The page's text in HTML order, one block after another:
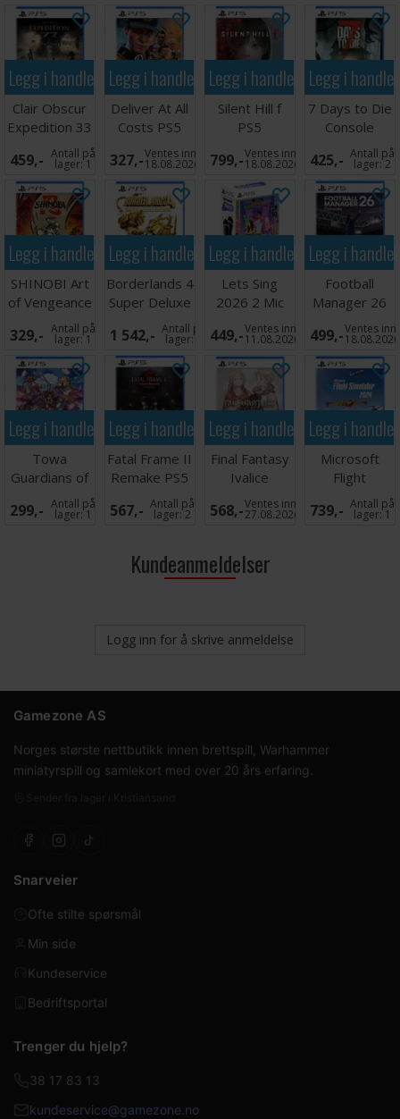
Legg i handlekurven
Clair Obscur
Expedition 33
PS5
459,- Antall på
lager:1
Legg i handlekurven
Deliver At All
Costs PS5
327,-Ventes inn
18.08.2026
Legg i handlekurven
Silent Hill f
PS5
799,-Ventes inn
18.08.2026
Legg i
7 Days to Die
Console
Edition PS5
425,- Antall på
lager:2
Legg i handlekurven
SHINOBI Art
of Vengeance
PS5
329,- Antall på
lager:1
Legg i handlekurven
Borderlands 4
Super Deluxe
Edition PS5
1 542,- Antall på
lager:
Legg i handlekurven
Lets Sing
2026 2 Mic
Edition PS5
449,-Ventes inn
11.08.2026
Legg i
Football
Manager 26
PS5
499,-Ventes inn
18.08.2026
Legg i handlekurven
Towa
Guardians of
the Sacred
Tree PS5
299,- Antall på
lager:1
Legg i handlekurven
Fatal Frame II
Remake PS5
567,- Antall på
lager:2
Legg i handlekurven
Final Fantasy
Ivalice
Chronicles
PS5
568,-Ventes inn
27.08.2026
Legg i
Microsoft
Flight
Simulator
2024 PS5
739,- Antall på
lager:1
Kundeanmeldelser
Logg inn for å skrive anmeldelse
Gamezone AS
Norges største nettbutikk innen brettspill, Warhammer
miniatyrspill og samlekort med over 20 års erfaring.
Snarveier
Ofte stilte spørsmål
Min side
Kundeservice
Bedriftsportal
Trenger du hjelp?
38 17 83 13
kundeservice@gamezone.no